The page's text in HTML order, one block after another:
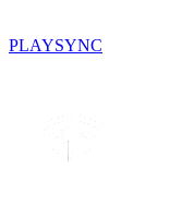
PLAYSYNC